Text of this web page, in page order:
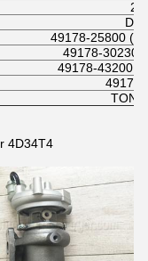
49178-25800
49178-30230
49178-43200
49178-
4D34T4